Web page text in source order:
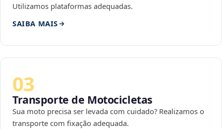
Utilizamos plataformas adequadas.
SAIBA MAIS
03
Transporte de Motocicletas
Sua moto precisa ser levada com cuidado? Realizamos o
transporte com fixação adequada.